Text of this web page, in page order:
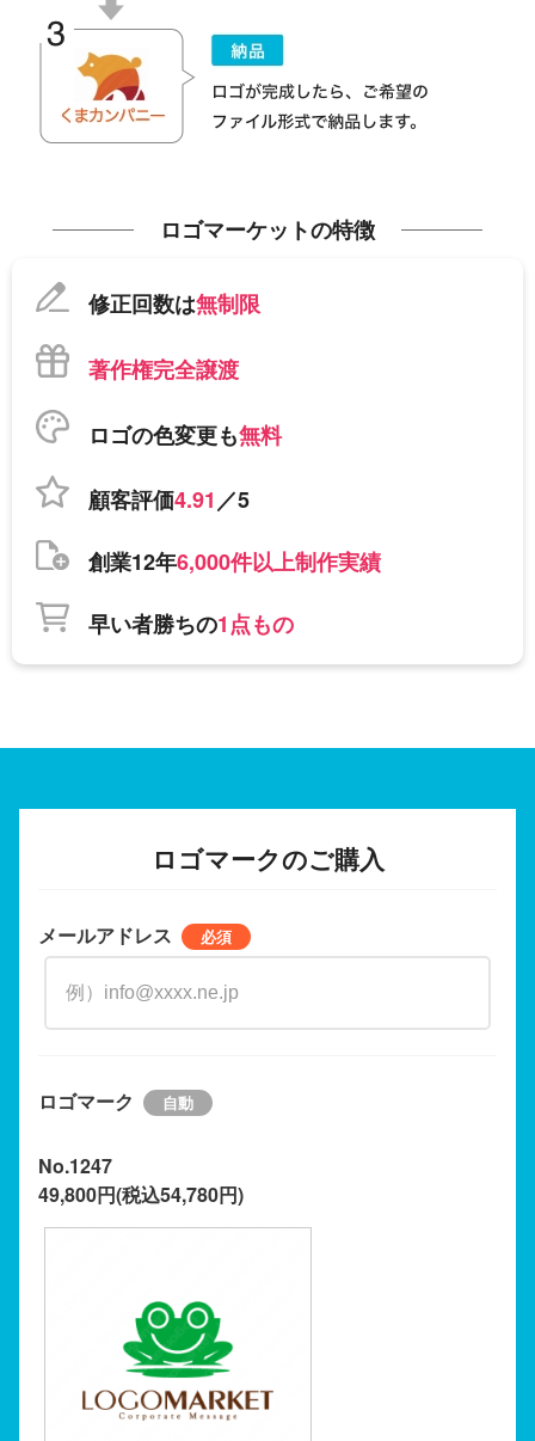
ロゴマーケットの特徴
修正回数は無制限
著作権完全譲渡
ロゴの色変更も無料
顧客評価4.91／5
創業12年6,000件以上制作実績
早い者勝ちの1点もの
ロゴマークのご購入
メールアドレス
ロゴマーク
No.1247
49,800円(税込54,780円)